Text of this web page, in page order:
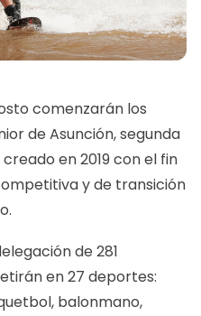
comenzarán los
de Asunción, segunda
en 2019 con el fin
y de transición
de 281
en 27 deportes:
balonmano,